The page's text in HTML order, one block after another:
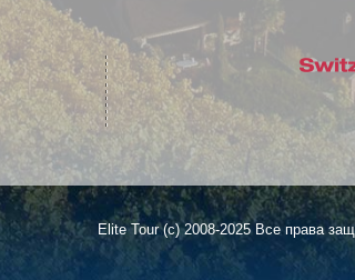
Elite Tour (c) 2008-2025 Все права